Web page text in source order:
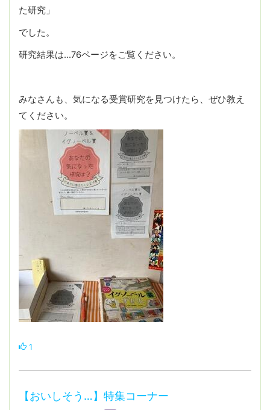
た研究」
でした。
研究結果は…76ページをご覧ください。
みなさんも、気になる受賞研究を見つけたら、ぜひ教え
てください。
1
【おいしそう…】特集コーナー